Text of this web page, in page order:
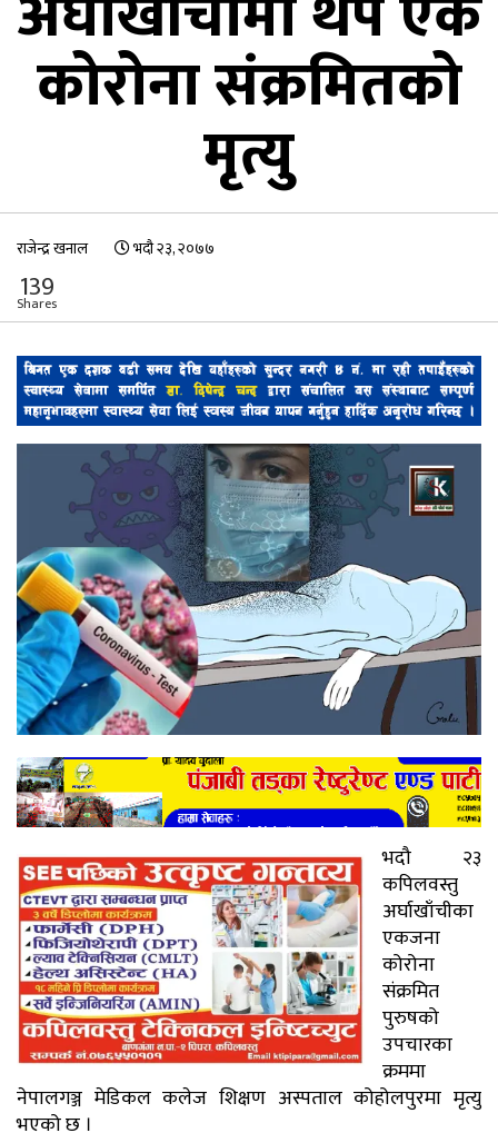
कोरोना संक्रमितको
मृत्यु
राजेन्द्र खनाल भदौ २३, २०७७
139
Shares
भदौ २३
कपिलवस्तु
अर्घाखाँचीका
एकजना
कोरोना
संक्रमित
पुरुषको
उपचारका
क्रममा
नेपालगञ्ज मेडिकल कलेज शिक्षण अस्पताल कोहोलपुरमा मृत्यु
भएको छ ।